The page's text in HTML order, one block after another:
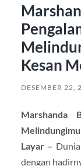
Kesan
DESEMBER 22,
Marshanda
Layar –
dengan